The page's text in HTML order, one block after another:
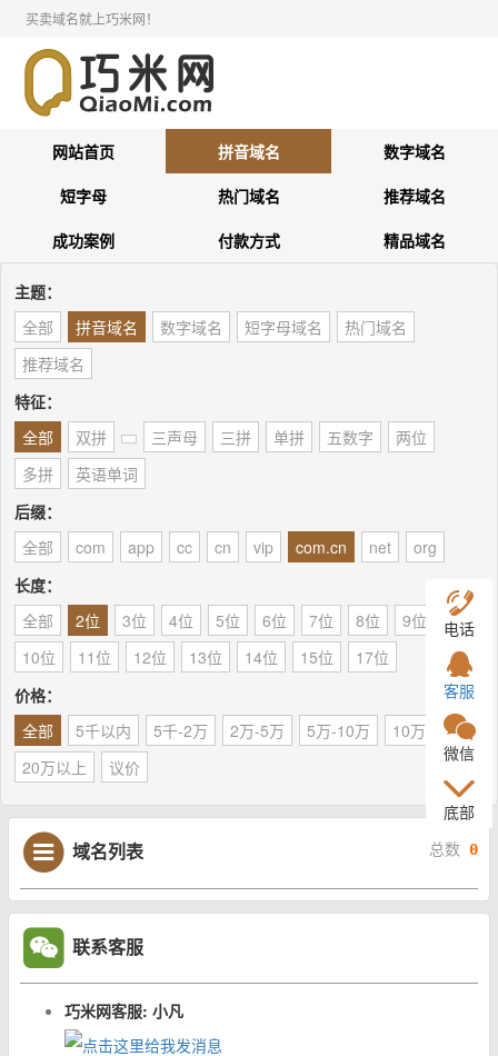
买卖域名就上巧米网！
网站首页 拼音域名
数字域名
短字母
热门域名
推荐域名
成功案例
付款方式 精品域名
主题：
全部
拼音域名 数字域名 短字母域名
热门域名
推荐域名
特征：
全部
双拼 三声母 三拼 单拼 五数字
两位
多拼
英语单词
后缀：
全部
com app cc cn vip com.cn net
org
长度：
全部
2位 3位 4位 5位 6位 7位 8位
9位
10位
11位 12位 13位 14位 15位
17位
价格：
全部
5千以内 5千-2万 2万-5万 5万-10万
10万-20万
20万以上
议价
域名列表 总数0
联系客服
巧米网客服: 小凡
电话
客服
微信
底部